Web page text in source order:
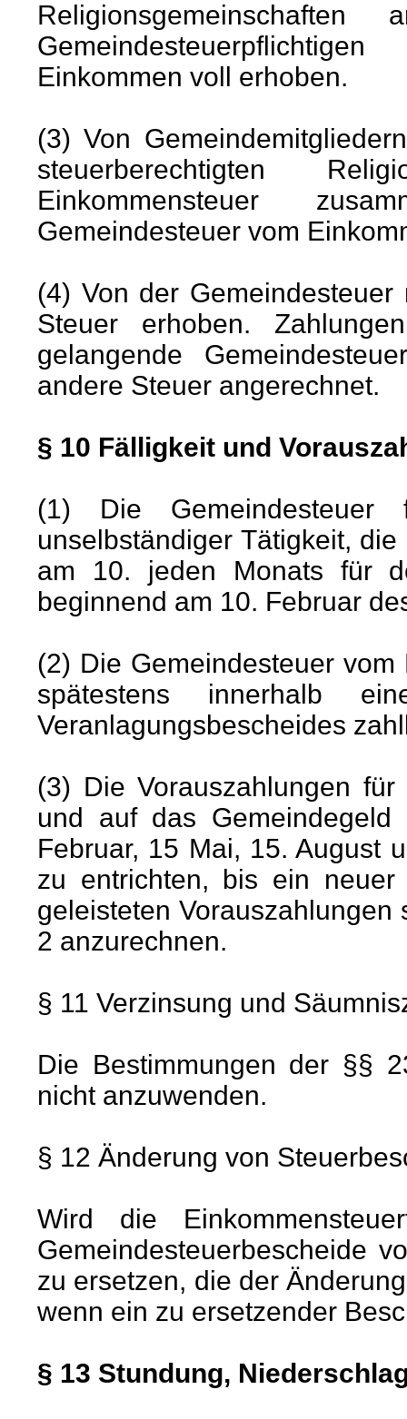
Einkommen voll erhoben.
(3) Von
steuerberechtigten
Einkommensteuer
Gemeindesteuer vom
(4) Von der
Steuer erhoben.
gelangende
andere Steuer angerechnet.
§ 10 Fälligkeit und
(1) Die
unselbständiger Tätigkeit,
am 10. jeden Monats für
beginnend am 10. Februar
(2) Die Gemeindesteuer
spätestens innerhalb
Veranlagungsbescheides
(3) Die Vorauszahlungen
und auf das
Februar, 15 Mai, 15. August
zu entrichten, bis ein neuer
geleisteten
2 anzurechnen.
§ 11 Verzinsung und
Die Bestimmungen der §§
nicht anzuwenden.
§ 12 Änderung von
Wird die
Gemeindesteuerbescheide
zu ersetzen, die der
wenn ein zu ersetzender
§ 13 Stundung,